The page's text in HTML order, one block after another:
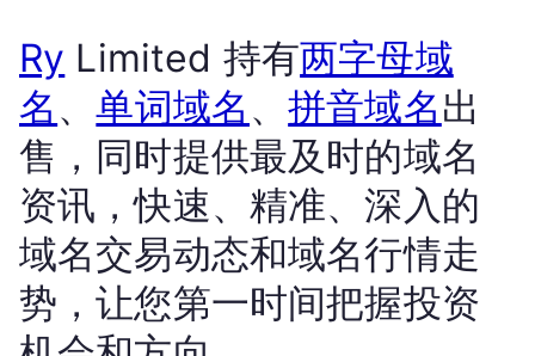
Ry Limited 持有两字母域
名 、单词域名 、拼音域名出
售，同时提供最及时的域名
资讯，快速、精准、深入的
域名交易动态和域名行情走
势，让您第一时间把握投资